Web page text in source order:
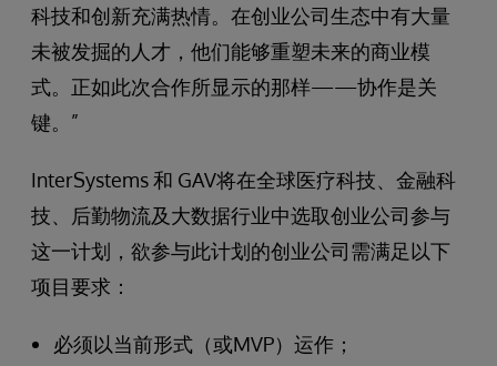
科技和创新充满热情。在创业公司生态中有大量
未被发掘的人才，他们能够重塑未来的商业模
式。正如此次合作所显示的那样——协作是关
键。”
InterSystems 和 GAV将在全球医疗科技、金融科
技、后勤物流及大数据行业中选取创业公司参与
这一计划，欲参与此计划的创业公司需满足以下
项目要求：
必须以当前形式（或MVP）运作；